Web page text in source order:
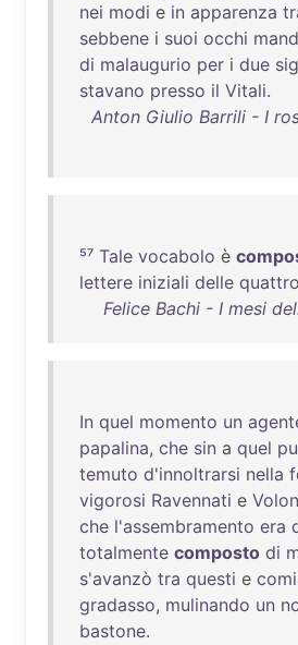
nei modi e in apparenza
sebbene i suoi occhi
di malaugurio per i due
stavano presso il Vitali.
Anton Giulio Barrili - I
⁵⁷ Tale vocabolo è
lettere iniziali delle quattro
Felice Bachi - I mesi
In quel momento un
papalina, che sin a quel
temuto d'innoltrarsi nella
vigorosi Ravennati e
che l'assembramento era
totalmente composto di
s'avanzò tra questi e
gradasso, mulinando un
bastone.